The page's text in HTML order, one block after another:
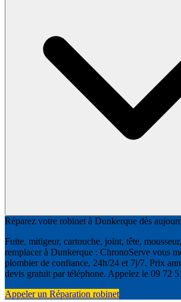
Réparez votre robinet à Dunkerque dès
Fuite, mitigeur, cartouche, joint, tête,
remplacer à Dunkerque : ChronoServe vous
plombier de confiance, 24h/24 et 7j/7. Prix
devis gratuit par téléphone. Appelez le 09 72
Appeler un Réparation robinet